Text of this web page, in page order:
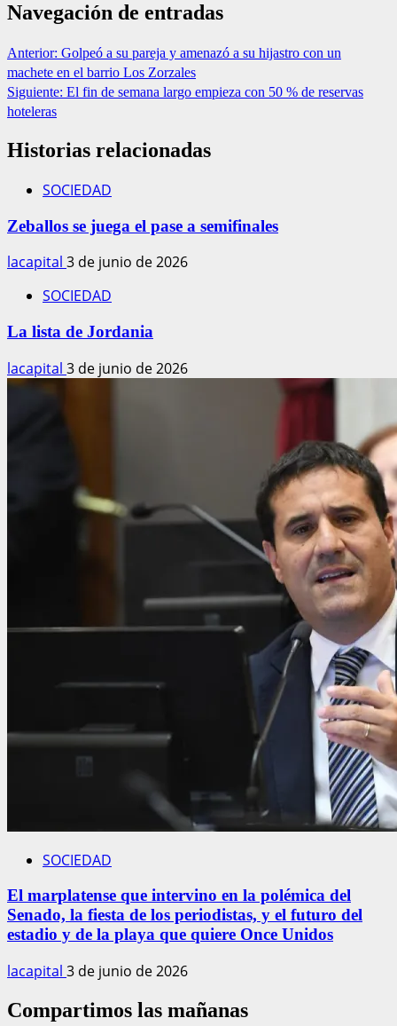
Navegación de entradas
Anterior: Golpeó a su pareja y amenazó a su hijastro con un
machete en el barrio Los Zorzales
Siguiente: El fin de semana largo empieza con 50 % de reservas
hoteleras
Historias relacionadas
SOCIEDAD
Zeballos se juega el pase a semifinales
lacapital 3 de junio de 2026
SOCIEDAD
La lista de Jordania
lacapital 3 de junio de 2026
SOCIEDAD
El marplatense que intervino en la polémica del
Senado, la fiesta de los periodistas, y el futuro del
estadio y de la playa que quiere Once Unidos
lacapital 3 de junio de 2026
Compartimos las mañanas